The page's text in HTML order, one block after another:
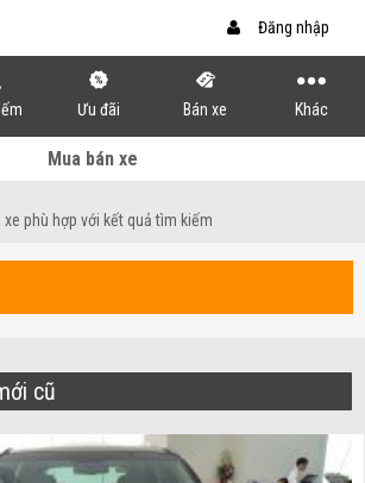
Đăng nhập
Ưu đãi Bán xe Khác
Mua bán xe
xe phù hợp với kết quả tìm kiếm
cũ